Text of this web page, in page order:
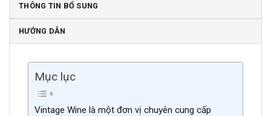
THÔNG TIN BỔ SUNG
HƯỚNG DẪN
Mục lục
Vintage Wine là một đơn vị chuyên cung cấp